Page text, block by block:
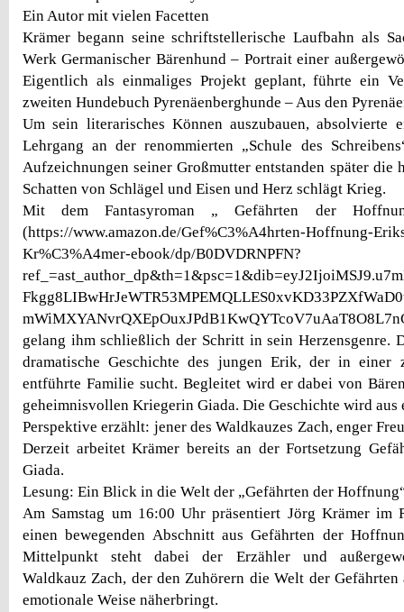
Ein Autor mit vielen Facetten
Krämer begann seine schriftstellerische Laufbahn als
Werk Germanischer Bärenhund – Portrait einer
Eigentlich als einmaliges Projekt geplant, führte ein
zweiten Hundebuch Pyrenäenberghunde – Aus den
Um sein literarisches Können auszubauen, absolvierte
Lehrgang an der renommierten „Schule des
Aufzeichnungen seiner Großmutter entstanden später die
Schatten von Schlägel und Eisen und Herz schlägt Krieg.
Mit dem Fantasyroman „ Gefährten der
(https://www.amazon.de/Gef%C3%A4hrten-Hoffnung-
Kr%C3%A4mer-ebook/dp/B0DVDRNPFN?
gelang ihm schließlich der Schritt in sein Herzensgenre.
dramatische Geschichte des jungen Erik, der in einer
entführte Familie sucht. Begleitet wird er dabei von
geheimnisvollen Kriegerin Giada. Die Geschichte wird
Perspektive erzählt: jener des Waldkauzes Zach, enger
Derzeit arbeitet Krämer bereits an der Fortsetzung
Giada.
Lesung: Ein Blick in die Welt der „Gefährten der
Am Samstag um 16:00 Uhr präsentiert Jörg Krämer im
einen bewegenden Abschnitt aus Gefährten der
Mittelpunkt steht dabei der Erzähler und
Waldkauz Zach, der den Zuhörern die Welt der
emotionale Weise näherbringt.